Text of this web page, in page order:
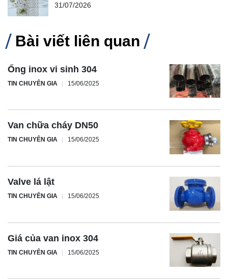
31/07/2026
Bài viết liên quan
Ống inox vi sinh 304
TIN CHUYÊN GIA 15/06/2025
Van chữa cháy DN50
TIN CHUYÊN GIA 15/06/2025
Valve lá lật
TIN CHUYÊN GIA 15/06/2025
Giá của van inox 304
TIN CHUYÊN GIA 15/06/2025